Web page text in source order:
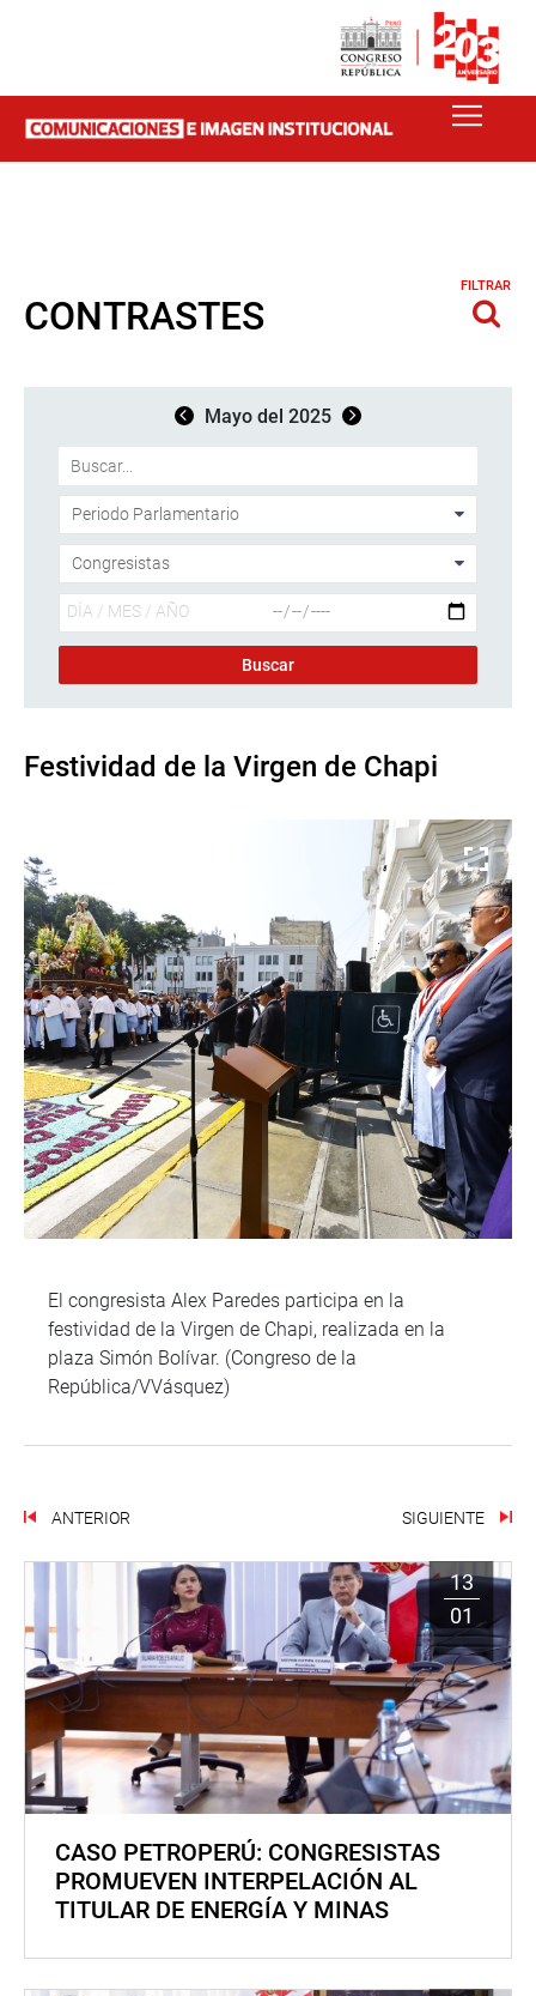
CONTRASTES
FILTRAR
Mayo del 2025
Festividad de la Virgen de Chapi
El congresista Alex Paredes participa en la
festividad de la Virgen de Chapi, realizada en la
plaza Simón Bolívar. (Congreso de la
República/VVásquez)
ANTERIOR SIGUIENTE
13
01
CASO PETROPERÚ: CONGRESISTAS
PROMUEVEN INTERPELACIÓN AL
TITULAR DE ENERGÍA Y MINAS